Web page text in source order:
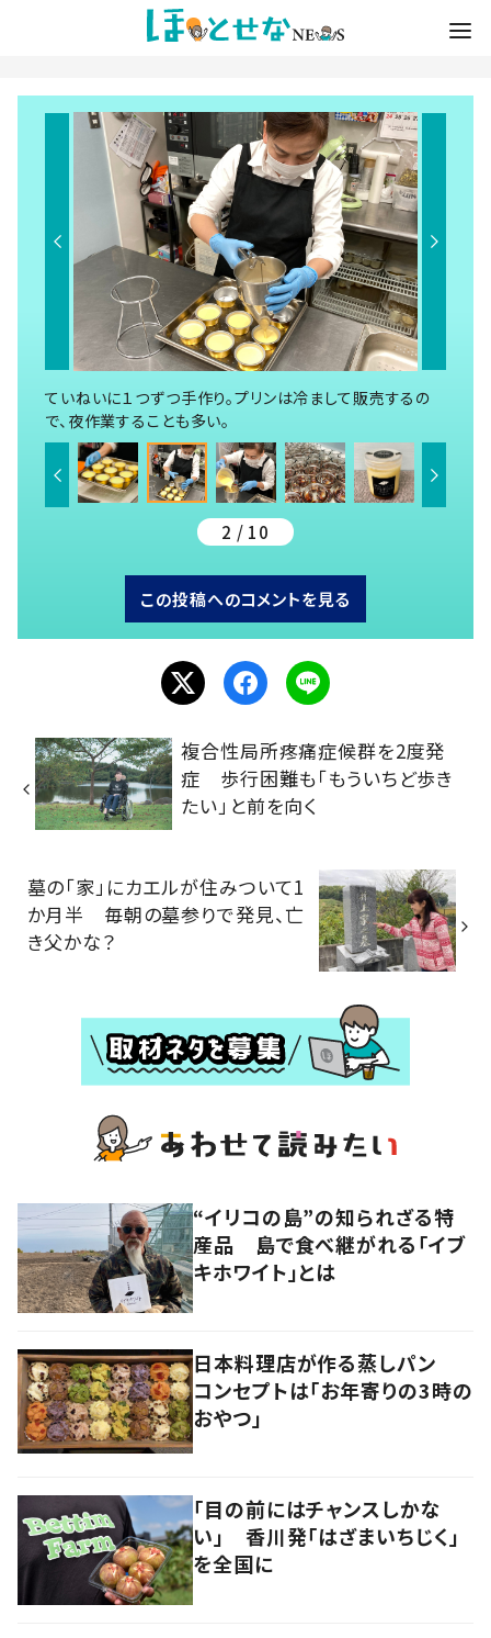
ていねいに１つずつ手作り。プリンは冷まして販売するの
で、夜作業することも多い。
2 / 10
この投稿へのコメントを見る
複合性局所疼痛症候群を2度発
症 歩行困難も「もういちど歩き
たい」と前を向く
墓の「家」にカエルが住みついて1
か月半 毎朝の墓参りで発見、亡
き父かな？
“イリコの島”の知られざる特
産品 島で食べ継がれる「イブ
キホワイト」とは
日本料理店が作る蒸しパン
コンセプトは「お年寄りの3時の
おやつ」
「目の前にはチャンスしかな
い」 香川発「はざまいちじく」
を全国に